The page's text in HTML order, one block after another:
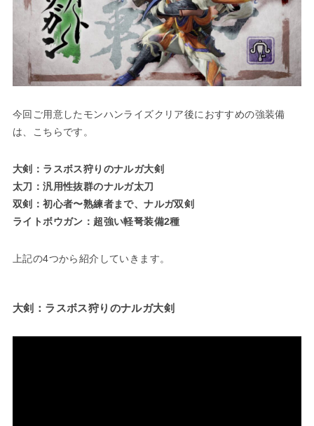
今回ご用意したモンハンライズクリア後におすすめの強装備
は、こちらです。
大剣：ラスボス狩りのナルガ大剣
太刀：汎用性抜群のナルガ太刀
双剣：初心者〜熟練者まで、ナルガ双剣
ライトボウガン：超強い軽弩装備2種
上記の4つから紹介していきます。
大剣：ラスボス狩りのナルガ大剣